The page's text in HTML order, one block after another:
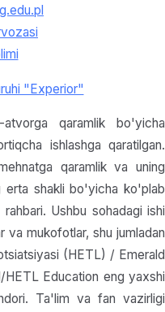
"Experior"
qaramlik bo'yicha
ishlashga qaratilgan.
qaramlik va uning
erta shakli bo'yicha ko'plab
Ushbu sohadagi ishi
va mukofotlar, shu jumladan
(HETL) / Emerald
HETL Education eng yaxshi
Ta'lim va fan vazirligi